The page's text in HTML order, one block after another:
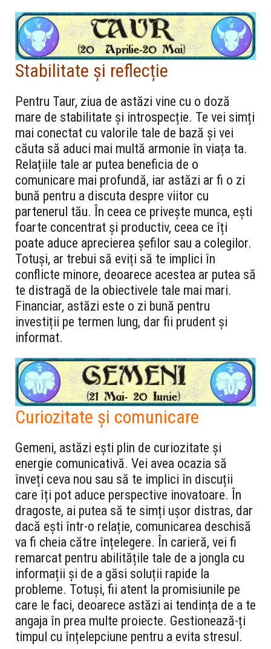
Stabilitate și reflecție
Pentru Taur, ziua de astăzi vine cu o doză
mare de stabilitate și introspecție. Te vei simți
mai conectat cu valorile tale de bază și vei
căuta să aduci mai multă armonie în viața ta.
Relațiile tale ar putea beneficia de o
comunicare mai profundă, iar astăzi ar fi o zi
bună pentru a discuta despre viitor cu
partenerul tău. În ceea ce privește munca, ești
foarte concentrat și productiv, ceea ce îți
poate aduce aprecierea șefilor sau a colegilor.
Totuși, ar trebui să eviți să te implici în
conflicte minore, deoarece acestea ar putea să
te distragă de la obiectivele tale mai mari.
Financiar, astăzi este o zi bună pentru
investiții pe termen lung, dar fii prudent și
informat.
Curiozitate și comunicare
Gemeni, astăzi ești plin de curiozitate și
energie comunicativă. Vei avea ocazia să
înveți ceva nou sau să te implici în discuții
care îți pot aduce perspective inovatoare. În
dragoste, ai putea să te simți ușor distras, dar
dacă ești într-o relație, comunicarea deschisă
va fi cheia către înțelegere. În carieră, vei fi
remarcat pentru abilitățile tale de a jongla cu
informații și de a găsi soluții rapide la
probleme. Totuși, fii atent la promisiunile pe
care le faci, deoarece astăzi ai tendința de a te
angaja în prea multe proiecte. Gestionează-ți
timpul cu înțelepciune pentru a evita stresul.